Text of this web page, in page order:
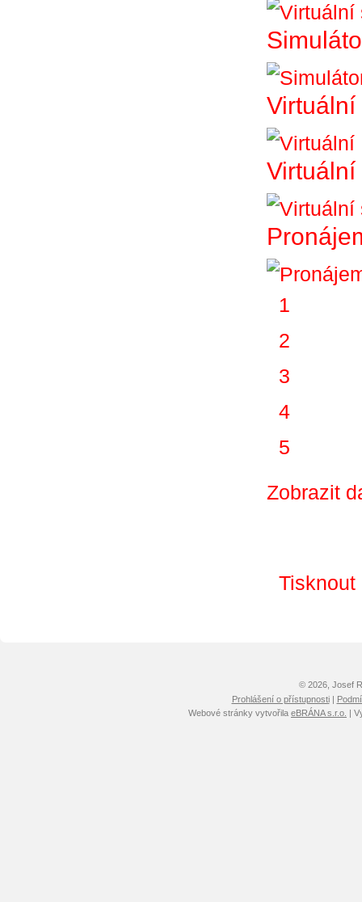
Virtuální
1
2
3
4
5
Zobrazit
Tisknout
© 2026, Josef
Prohlášení o přístupnosti|
Webové stránky vytvořila eBRÁNA s.r.o. |